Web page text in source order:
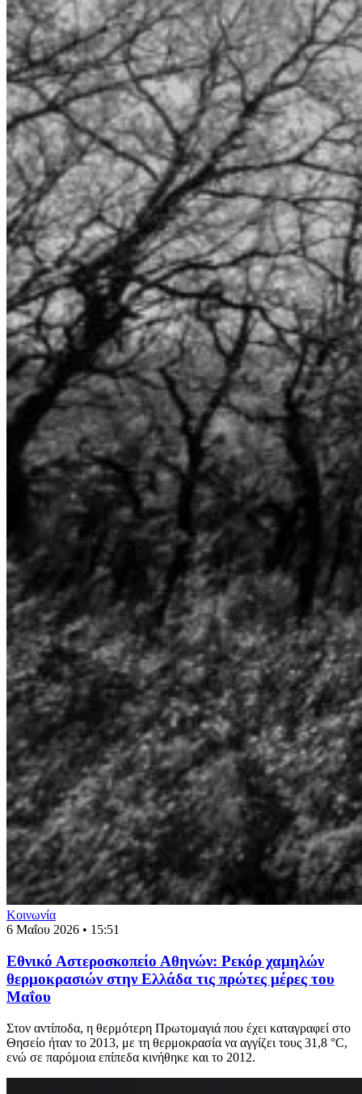
Κοινωνία
6 Μαΐου 2026 • 15:51
Εθνικό Αστεροσκοπείο Αθηνών: Ρεκόρ χαμηλών
θερμοκρασιών στην Ελλάδα τις πρώτες μέρες του
Μαΐου
Στον αντίποδα, η θερμότερη Πρωτομαγιά που έχει καταγραφεί στο
Θησείο ήταν το 2013, με τη θερμοκρασία να αγγίζει τους 31,8 °C,
ενώ σε παρόμοια επίπεδα κινήθηκε και το 2012.